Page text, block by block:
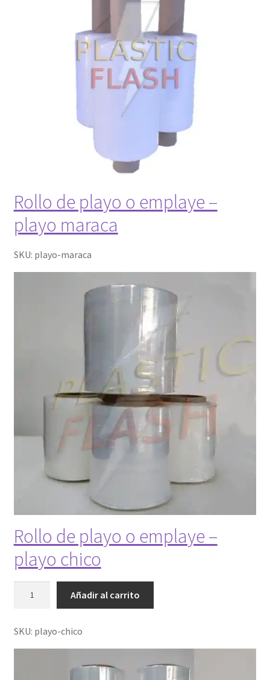
Rollo de playo o emplaye –
playo maraca
SKU: playo-maraca
Rollo de playo o emplaye –
playo chico
l
o
Añadir al carrito
SKU: playo-chico